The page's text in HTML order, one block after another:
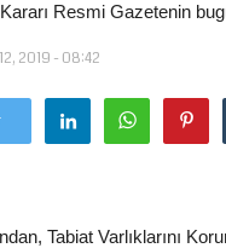
Resmi Gazetenin
2019 - 08:42
Tabiat Varlıklarını